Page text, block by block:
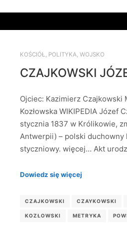
KOŚCIÓŁ, POLITYKA, WOJSKO
CZAJKOWSKI
Ojciec: Kazimierz Czajkowski
Kozłowska WIKIPEDIA Józef
stycznia 1837 w Królikowie,
Antwerpii) – polski duchowny
styczniowy. więcej… Akt
Dowiedz się więcej
CZAJKOWSKI CZAYKOWSKI
KOZŁOWSKI METRYKA